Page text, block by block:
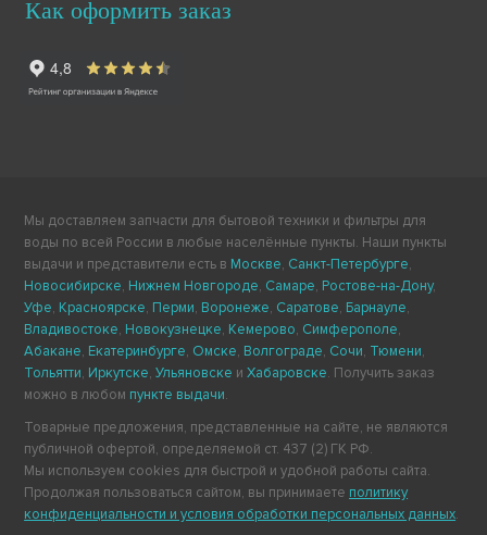
Как оформить заказ
Мы доставляем запчасти для бытовой техники и фильтры для
воды по всей России в любые населённые пункты. Наши пункты
выдачи и представители есть в Москве, Санкт-Петербурге,
Новосибирске, Нижнем Новгороде, Самаре, Ростове-на-Дону,
Уфе, Красноярске, Перми, Воронеже, Саратове, Барнауле,
Владивостоке, Новокузнецке, Кемерово, Симферополе,
Абакане, Екатеринбурге, Омске, Волгограде, Сочи, Тюмени,
Тольятти, Иркутске,Ульяновске иХабаровске. Получить заказ
можно в любом пункте выдачи.
Товарные предложения, представленные на сайте, не являются
публичной офертой, определяемой ст. 437 (2) ГК РФ.
Мы используем cookies для быстрой и удобной работы сайта.
Продолжая пользоваться сайтом, вы принимаете политику
конфиденциальности и условия обработки персональных данных.